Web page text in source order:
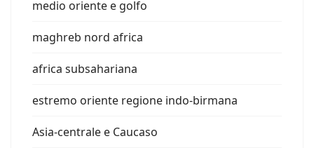
medio oriente e golfo
maghreb nord africa
africa subsahariana
estremo oriente regione indo-birmana
Asia-centrale e Caucaso